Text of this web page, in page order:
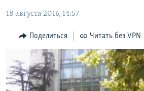
главной
навигации
Вернутся
поиску
11 ЛЕТ ОККУПАЦИИ КРЫМА. 11 ИСТОРИЙ
ЕЩЕ
ИНТЕРАКТИВ
ИНФОГРАФИКА
ТЕЛЕПРОЕКТ КРЫМ.РЕАЛИИ
РАДІО СВОБОДА
КАК ОБОЙТИ БЛОКИРОВКУ
Українською
18 августа 2016, 14:57
Поделиться Читать без VPN